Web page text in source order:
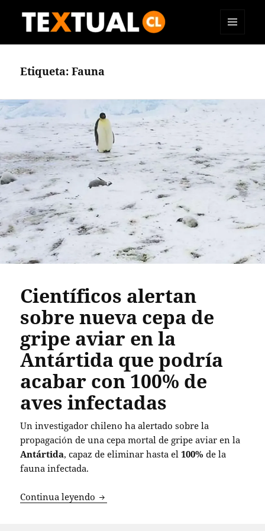
Etiqueta:Fauna
Científicos alertan
sobre nueva cepa de
gripe aviar en la
Antártida que podría
acabar con 100% de
aves infectadas
Un investigador chileno ha alertado sobre la
propagación de una cepa mortal de gripe aviar en la
Antártida, capaz de eliminar hasta el100% de la
fauna infectada.
Continua leyendo Científicos alertan sobre nueva cepa